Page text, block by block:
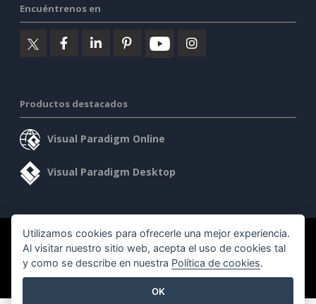
Encuéntrenos en
Productos destacados
Visual Paradigm Online
Visual Paradigm Desktop
©2026 by Visual Paradigm. Todos los derechos reservados.
AI Policy
Política de privacidad
Seguridad
Utilizamos cookies para ofrecerle una mejor experiencia.
Al visitar nuestro sitio web, acepta el uso de cookies tal
y como se describe en nuestra Política de cookies.
OK